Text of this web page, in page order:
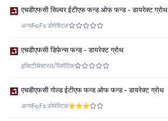
एचडीएफसी सिल्वर ईटीएफ फन्ड ओफ फन्ड - डायरेक्ट ग्रोथ
अन्यFoFs डोमेस्टिक
एचडीएफसी डिफेन्स फन्ड - डायरेक्ट ग्रोथ
इक्विटीसेक्टरल/थिमॅटिक
एचडीएफसी गोल्ड ईटीएफ फन्ड ओफ फन्ड - डायरेक्ट ग्रोथ
अन्यFoFs डोमेस्टिक